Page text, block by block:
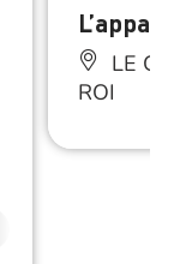
L’appart
LE
ROI